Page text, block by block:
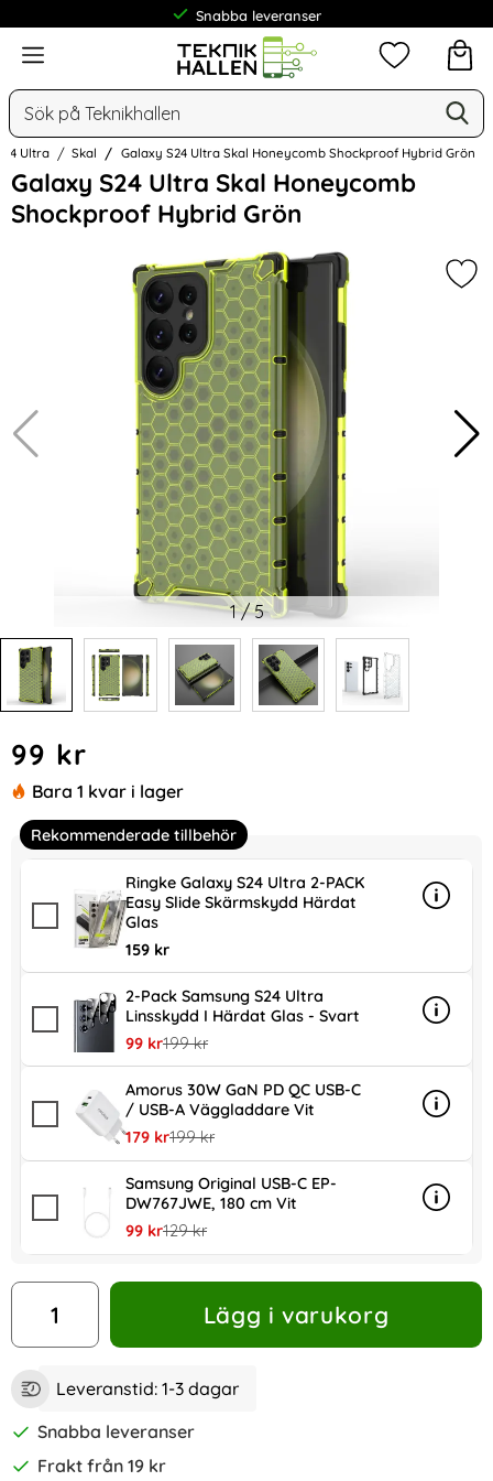
Frakt från 19 kr
Meny
Sök
Mina
Ultra Skal Galaxy S24 Ultra Skal Honeycomb Shockproof Hybrid Grön
Galaxy S24 Ultra Skal Honeycomb
Shockproof Hybrid Grön
Hoppa
över
Bilder
1/5
pris
99 kr
Bara 1 kvar i lager
Rekommenderade tillbehör
Ringke Galaxy S24 Ultra 2-PACK
Easy Slide Skärmskydd Härdat
Glas
159 kr
Info
mer
2-Pack Samsung S24 Ultra
Linsskydd I Härdat Glas - Svart
rea pris
99 krtidigare pris
199 kr
Info
mer
Amorus 30W GaN PD QC USB-C
/ USB-A Väggladdare Vit
rea pris
179 krtidigare pris
199 kr
Info
mer
Samsung Original USB-C EP-
DW767JWE, 180 cm Vit
rea pris
99 krtidigare pris
129 kr
Info
mer
antal
Lägg i varukorg
Leveranstid: 1-3 dagar
Snabba leveranser
Frakt från 19 kr